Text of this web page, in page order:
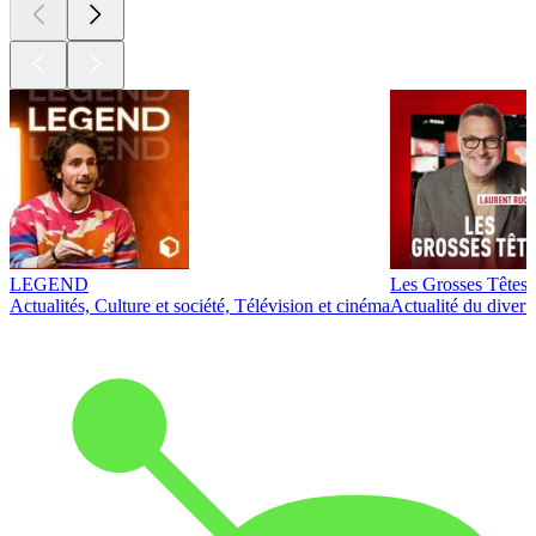
LEGEND
Actualités, Culture et société, Télévision et cinéma
Les Grosses Têtes
Actualité du